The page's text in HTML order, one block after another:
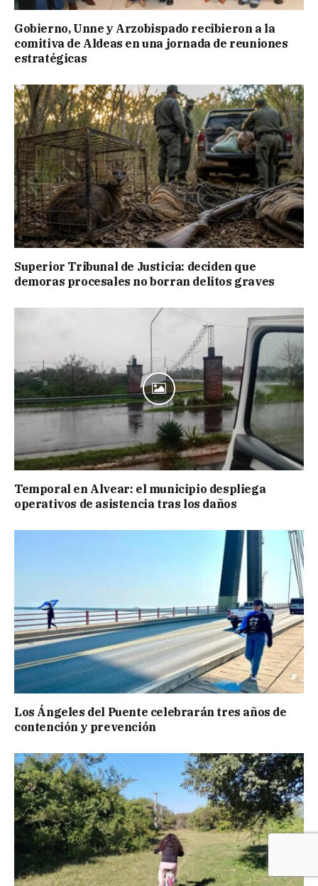
Gobierno, Unne y Arzobispado recibieron a la
comitiva de Aldeas en una jornada de reuniones
estratégicas
Superior Tribunal de Justicia: deciden que
demoras procesales no borran delitos graves
Temporal en Alvear: el municipio despliega
operativos de asistencia tras los daños
Los Ángeles del Puente celebrarán tres años de
contención y prevención